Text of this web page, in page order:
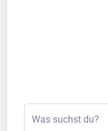
Was suchst du?